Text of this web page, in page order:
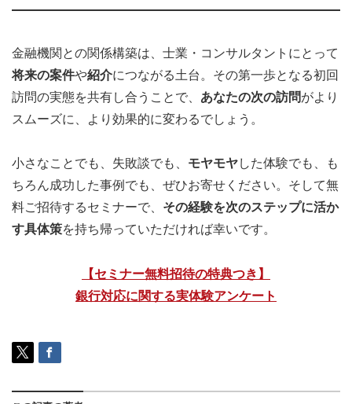
金融機関との関係構築は、士業・コンサルタントにとって
将来の案件や紹介につながる土台。その第一歩となる初回
訪問の実態を共有し合うことで、 あなたの次の訪問がより
スムーズに、より効果的に変わるでしょう。
小さなことでも、失敗談でも、 モヤモヤした体験でも、も
ちろん成功した事例でも、ぜひお寄せください。そして無
料ご招待するセミナーで、 その経験を次のステップに活か
す具体策を持ち帰っていただければ幸いです。
【セミナー無料招待の特典つき】
銀行対応に関する実体験アンケート